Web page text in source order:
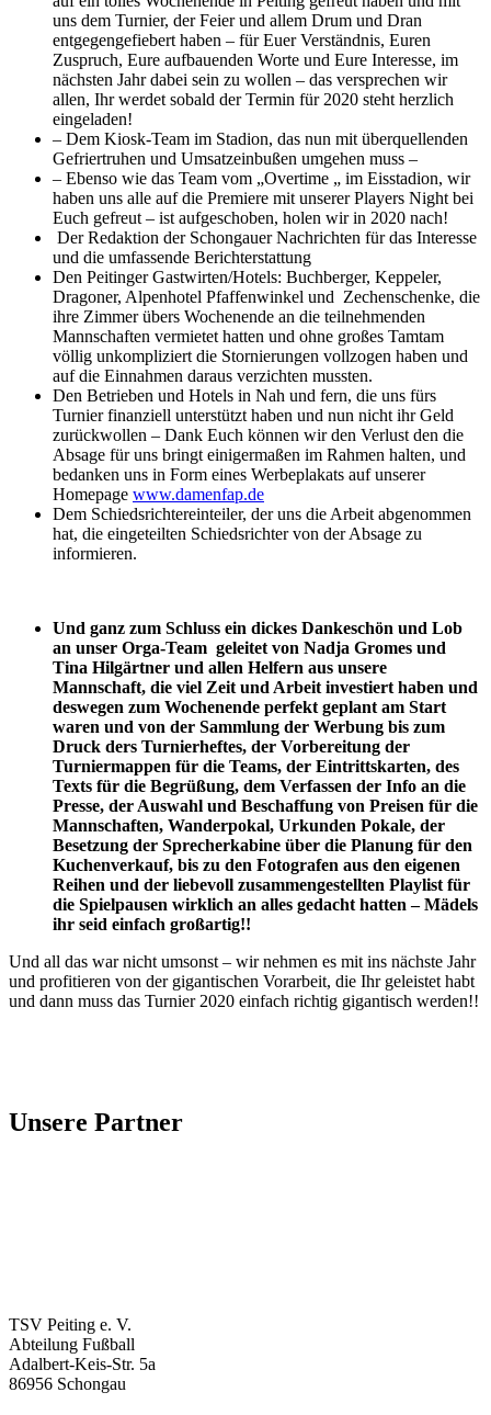
uns dem Turnier, der Feier und allem Drum und Dran
entgegengefiebert haben – für Euer Verständnis, Euren
Zuspruch, Eure aufbauenden Worte und Eure Interesse, im
nächsten Jahr dabei sein zu wollen – das versprechen wir
allen, Ihr werdet sobald der Termin für 2020 steht herzlich
eingeladen!
– Dem Kiosk-Team im Stadion, das nun mit überquellenden
Gefriertruhen und Umsatzeinbußen umgehen muss –
– Ebenso wie das Team vom „Overtime „ im Eisstadion, wir
haben uns alle auf die Premiere mit unserer Players Night bei
Euch gefreut – ist aufgeschoben, holen wir in 2020 nach!
Der Redaktion der Schongauer Nachrichten für das Interesse
und die umfassende Berichterstattung
Den Peitinger Gastwirten/Hotels: Buchberger, Keppeler,
Dragoner, Alpenhotel Pfaffenwinkel und Zechenschenke, die
ihre Zimmer übers Wochenende an die teilnehmenden
Mannschaften vermietet hatten und ohne großes Tamtam
völlig unkompliziert die Stornierungen vollzogen haben und
auf die Einnahmen daraus verzichten mussten.
Den Betrieben und Hotels in Nah und fern, die uns fürs
Turnier finanziell unterstützt haben und nun nicht ihr Geld
zurückwollen – Dank Euch können wir den Verlust den die
Absage für uns bringt einigermaßen im Rahmen halten, und
bedanken uns in Form eines Werbeplakats auf unserer
Homepage www.damenfap.de
Dem Schiedsrichtereinteiler, der uns die Arbeit abgenommen
hat, die eingeteilten Schiedsrichter von der Absage zu
informieren.
Und ganz zum Schluss ein dickes Dankeschön und Lob
an unser Orga-Team geleitet von Nadja Gromes und
Tina Hilgärtner und allen Helfern aus unsere
Mannschaft, die viel Zeit und Arbeit investiert haben und
deswegen zum Wochenende perfekt geplant am Start
waren und von der Sammlung der Werbung bis zum
Druck ders Turnierheftes, der Vorbereitung der
Turniermappen für die Teams, der Eintrittskarten, des
Texts für die Begrüßung, dem Verfassen der Info an die
Presse, der Auswahl und Beschaffung von Preisen für die
Mannschaften, Wanderpokal, Urkunden Pokale, der
Besetzung der Sprecherkabine über die Planung für den
Kuchenverkauf, bis zu den Fotografen aus den eigenen
Reihen und der liebevoll zusammengestellten Playlist für
die Spielpausen wirklich an alles gedacht hatten – Mädels
ihr seid einfach großartig!!
Und all das war nicht umsonst – wir nehmen es mit ins nächste Jahr
und profitieren von der gigantischen Vorarbeit, die Ihr geleistet habt
und dann muss das Turnier 2020 einfach richtig gigantisch werden!!
Unsere Partner
TSV Peiting e. V.
Abteilung Fußball
Adalbert-Keis-Str. 5a
86956 Schongau